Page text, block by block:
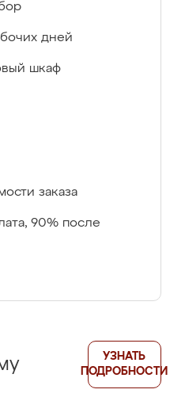
дней
шкаф
заказа
90% после
УЗНАТЬ
ПОДРОБНОСТИ